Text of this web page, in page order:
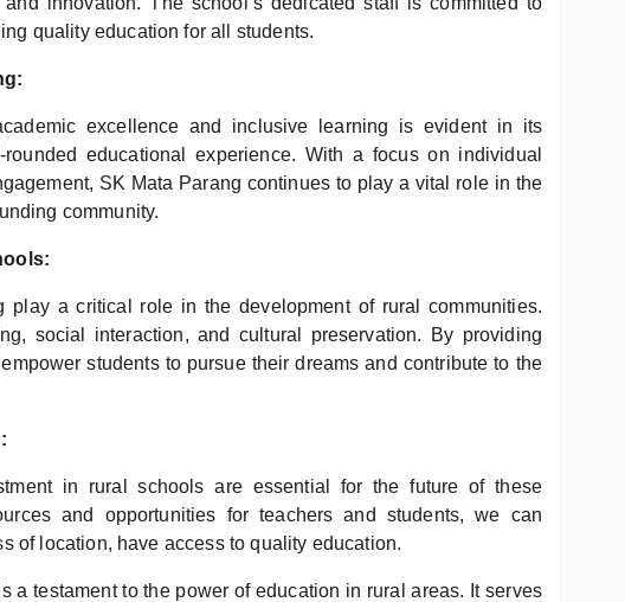
quality education for all students.
excellence and inclusive learning is evident in its
educational experience. With a focus on individual
SK Mata Parang continues to play a vital role in the
community.
play a critical role in the development of rural communities.
social interaction, and cultural preservation. By providing
students to pursue their dreams and contribute to the
in rural schools are essential for the future of these
and opportunities for teachers and students, we can
of location, have access to quality education.
a testament to the power of education in rural areas. It serves